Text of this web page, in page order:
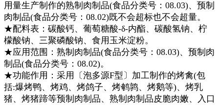
用量生产制作的熟制肉制品(食品分类号：08.03)、预制
肉制品(食品分类号：08.02)既不会超标也不会超量。
★配料表：碳酸钙、葡萄糖酸-δ-内酯、碳酸氢钠、柠
檬酸钠、三聚磷酸钠、食用玉米淀粉。
★应用范围：熟制肉制品(食品分类号：08.03)、预制肉
制品(食品分类号：08.02)。
★功能作用：采用〔泡多源F型〕加工制作的烤禽(包
括:爆烤鸭、烤鸡、烤鸽子、烤鹌鹑、烤鹅等)、烤乳
猪、烤猪蹄等预制肉制品、熟制肉制品皮脆肉嫩、入口